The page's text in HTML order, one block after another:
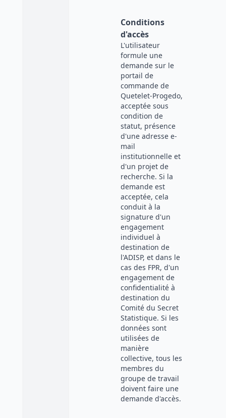
Conditions
d'accès
L'utilisateur
formule une
demande sur le
portail de
commande de
Quetelet-Progedo,
acceptée sous
condition de
statut, présence
d'une adresse e-
mail
institutionnelle et
d'un projet de
recherche. Si la
demande est
acceptée, cela
conduit à la
signature d'un
engagement
individuel à
destination de
l'ADISP, et dans le
cas des FPR, d'un
engagement de
confidentialité à
destination du
Comité du Secret
Statistique. Si les
données sont
utilisées de
manière
collective, tous les
membres du
groupe de travail
doivent faire une
demande d'accès.